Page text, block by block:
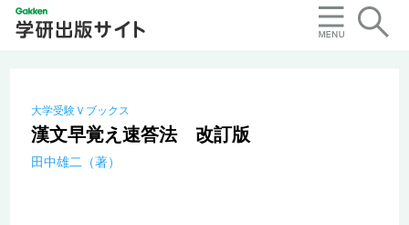
大学受験Ｖブックス
漢文早覚え速答法 改訂版
田中雄二（著）